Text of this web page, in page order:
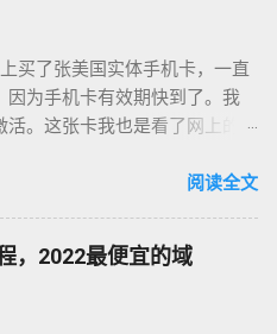
是很出名的 。 服务器坐落在瑞
瑞士日内瓦，瑞士的隐私法律
个重视隐私且中立的国家，
名的斯诺登就使用这家邮箱，
团》中主角也使用这家邮箱 。
和 iOS应用 ， ProtonMail的
开源的，安全性可以保障。
买了张美国实体手机卡，一直
因为手机卡有效期快到了。我
。这张卡我也是看了网上的
绍 话不多说先简单介绍下这张
的电话卡。2019年8月中旬，T-
务转让给了Ultra Mobile，因此
阅读全文
，2022最便宜的域